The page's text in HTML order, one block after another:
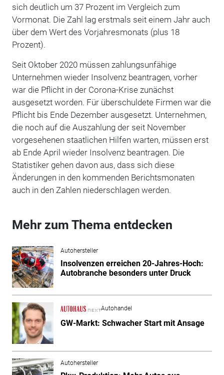
sich deutlich um 37 Prozent im Vergleich zum
Vormonat. Die Zahl lag erstmals seit einem Jahr auch
über dem Wert des Vorjahresmonats (plus 18
Prozent).
Seit Oktober 2020 müssen zahlungsunfähige
Unternehmen wieder Insolvenz beantragen, vorher
war die Pflicht in der Corona-Krise zunächst
ausgesetzt worden. Für überschuldete Firmen war die
Pflicht bis Ende Dezember ausgesetzt. Unternehmen,
die noch auf die Auszahlung der seit November
vorgesehenen staatlichen Hilfen warten, müssen erst
ab Ende April wieder Insolvenz beantragen. Die
Statistiker gehen davon aus, dass sich diese
Änderungen in den kommenden Berichtsmonaten
auch in den Zahlen niederschlagen werden.
Mehr zum Thema entdecken
Autohersteller
Insolvenzen erreichen 20-Jahres-Hoch:
Autobranche besonders unter Druck
Autohandel
GW-Markt: Schwacher Start mit Ansage
Autohersteller